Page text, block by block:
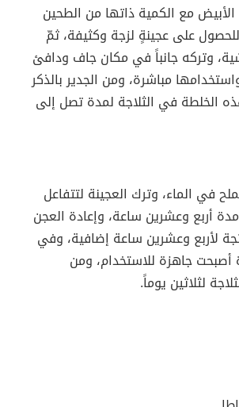
مع الكمية ذاتها من الطحين
على عجينةٍ لزجة وكثيفة، ثمّ
وتركه جانباً في مكان جاف ودافئ
مباشرة، ومن الجدير بالذكر
الخلطة في الثلاجة لمدة تصل إلى
في الماء، وترك العجينة لتتفاعل
أربع وعشرين ساعة، وإعادة العجن
لأربع وعشرين ساعة إضافية، وفي
أصبحت جاهزة للاستخدام، ومن
لثلاثين يوماً.